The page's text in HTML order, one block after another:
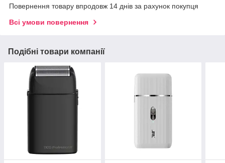
Повернення товару впродовж 14 днів за рахунок покупця
Всі умови повернення
Подібні товари компанії